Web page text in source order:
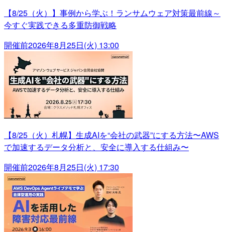
【8/25（火）】事例から学ぶ！ランサムウェア対策最前線～
今すぐ実践できる多重防御戦略
開催前2026年8月25日(火) 13:00
【8/25（火）札幌】生成AIを“会社の武器”にする方法〜AWS
で加速するデータ分析と、安全に導入する仕組み〜
開催前2026年8月25日(火) 17:30